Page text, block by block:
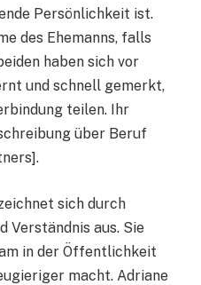
Persönlichkeit ist.
des Ehemanns, falls
haben sich vor
und schnell gemerkt,
teilen. Ihr
über Beruf
sich durch
Verständnis aus. Sie
in der Öffentlichkeit
macht. Adriane